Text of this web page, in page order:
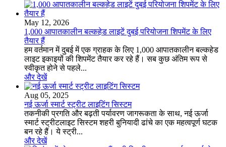
May 12, 2026
1,000 आपातकालीन बल्कहेड लाइटें दुबई परियोजना शिपमेंट के लिए
तैयार हैं
हम वर्तमान में दुबई में एक ग्राहक के लिए 1,000 आपातकालीन बल्कहेड
लाइट इकाइयों की शिपमेंट तैयार कर रहे हैं। सब कुछ अंतिम रूप से
स्वीकृत होने से पहले...
और देखें
Aug 05, 2025
नई ऊर्जा स्मार्ट स्ट्रीट लाइटिंग सिस्टम
तकनीकी प्रगति और बढ़ती पर्यावरण जागरूकता के साथ, नई ऊर्जा
स्मार्ट स्ट्रीटलाइट सिस्टम शहरी बुनियादी ढांचे का एक महत्वपूर्ण घटक
बन रहे हैं। ये स्ट्री...
और देखें